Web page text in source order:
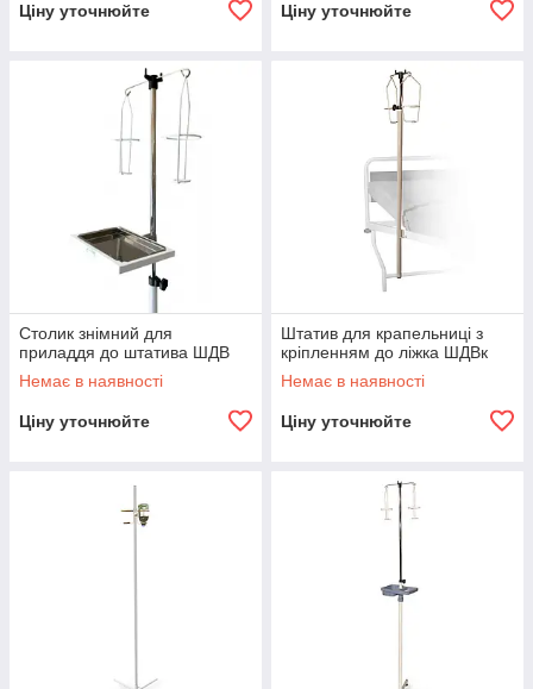
Ціну уточнюйте Ціну уточнюйте
Столик знімний для
приладдя до штатива ШДВ
Немає в наявності
Ціну уточнюйте
Штатив для крапельниці з
кріпленням до ліжка ШДВк
Немає в наявності
Ціну уточнюйте